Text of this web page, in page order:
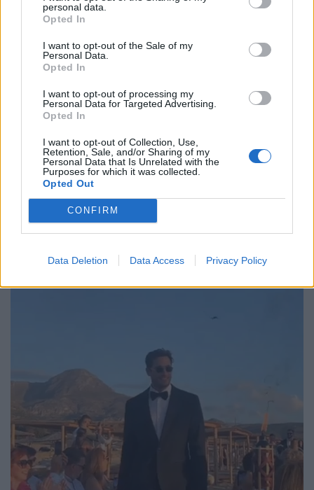
personal data.
Opted In
I want to opt-out of the Sale of my
Personal Data.
Opted In
I want to opt-out of processing my
Personal Data for Targeted Advertising.
Opted In
I want to opt-out of Collection, Use,
Retention, Sale, and/or Sharing of my
Personal Data that Is Unrelated with the
Purposes for which it was collected.
Opted Out
CONFIRM
Data Deletion Data Access Privacy Policy